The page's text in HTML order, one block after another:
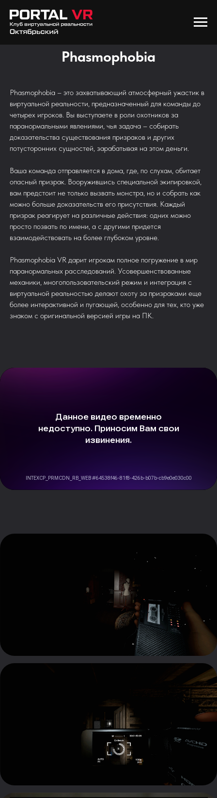
Phasmophobia
Phasmophobia – это захватывающий атмосферный ужастик в
виртуальной реальности, предназначенный для команды до
четырех игроков. Вы выступаете в роли охотников за
паранормальными явлениями, чья задача – собирать
доказательства существования призраков и других
потусторонних сущностей, зарабатывая на этом деньги.
Ваша команда отправляется в дома, где, по слухам, обитает
опасный призрак. Вооружившись специальной экипировкой,
вам предстоит не только вызвать монстра, но и собрать как
можно больше доказательств его присутствия. Каждый
призрак реагирует на различные действия: одних можно
просто позвать по имени, а с другими придется
взаимодействовать на более глубоком уровне.
Phasmophobia VR дарит игрокам полное погружение в мир
паранормальных расследований. Усовершенствованные
механики, многопользовательский режим и интеграция с
виртуальной реальностью делают охоту за призраками еще
более интерактивной и пугающей, особенно для тех, кто уже
знаком с оригинальной версией игры на ПК.